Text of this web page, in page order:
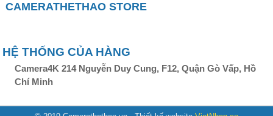
CAMERATHETHAO STORE
HỆ THỐNG CỦA HÀNG
Camera4K 214 Nguyễn Duy Cung, F12, Quận Gò Vấp, Hồ
Chí Minh